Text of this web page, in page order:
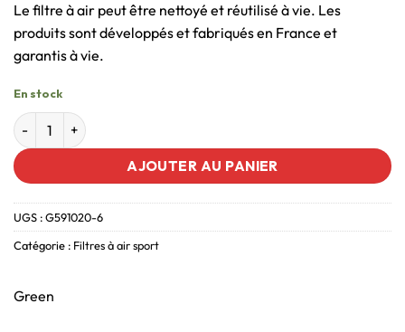
Le filtre à air peut être nettoyé et réutilisé à vie. Les
produits sont développés et fabriqués en France et
garantis à vie.
En stock
AJOUTER AU PANIER
UGS :G591020-6
Catégorie : Filtres à air sport
Green